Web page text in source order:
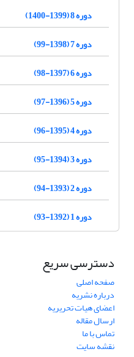
دوره 8 (1399-1400)
دوره 7 (1398-99)
دوره 6 (1397-98)
دوره 5 (1396-97)
دوره 4 (1395-96)
دوره 3 (1394-95)
دوره 2 (1393-94)
دوره 1 (1392-93)
دسترسی سریع
صفحه اصلی
درباره نشریه
اعضای هیات تحریریه
ارسال مقاله
تماس با ما
نقشه سایت